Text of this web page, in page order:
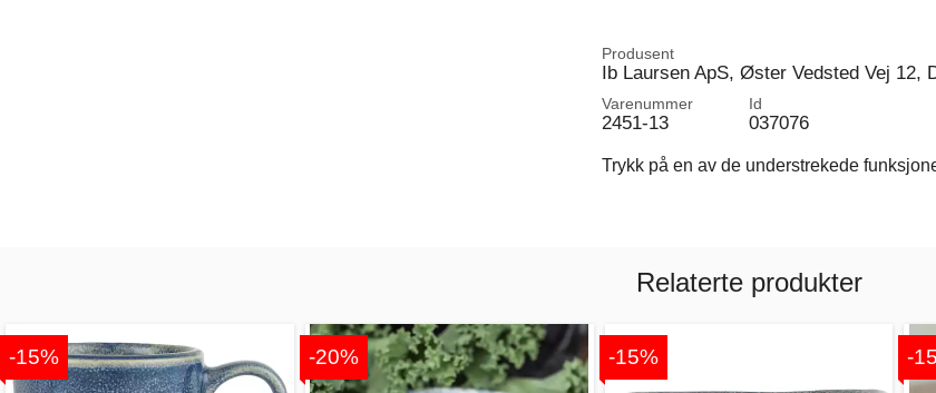
Produsent
Ib Laursen ApS, Øster Vedsted Vej 12,
Varenummer
2451-13
Id
037076
Trykk på en av de understrekede
Relaterte produkter
-15% -20% -15% -